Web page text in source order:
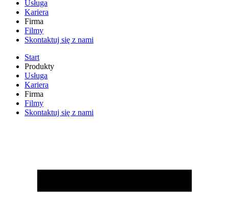
Usługa
Kariera
Firma
Filmy
Skontaktuj się z nami
Start
Produkty
Usługa
Kariera
Firma
Filmy
Skontaktuj się z nami